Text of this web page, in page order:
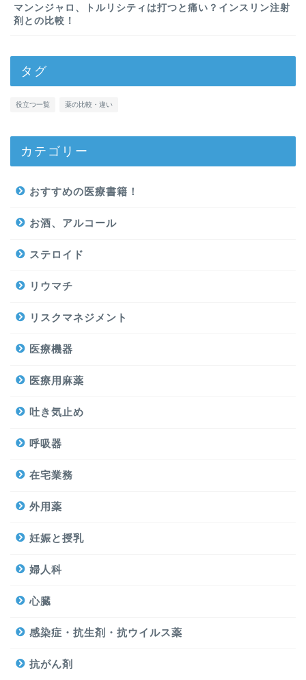
マンンジャロ、トルリシティは打つと痛い？インスリン注射
剤との比較！
タグ
役立つ一覧 薬の比較・違い
カテゴリー
おすすめの医療書籍！
お酒、アルコール
ステロイド
リウマチ
リスクマネジメント
医療機器
医療用麻薬
吐き気止め
呼吸器
在宅業務
外用薬
妊娠と授乳
婦人科
心臓
感染症・抗生剤・抗ウイルス薬
抗がん剤